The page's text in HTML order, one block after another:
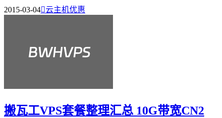
2015-03-04云主机优惠
搬瓦工VPS套餐整理汇总 10G带宽CN2